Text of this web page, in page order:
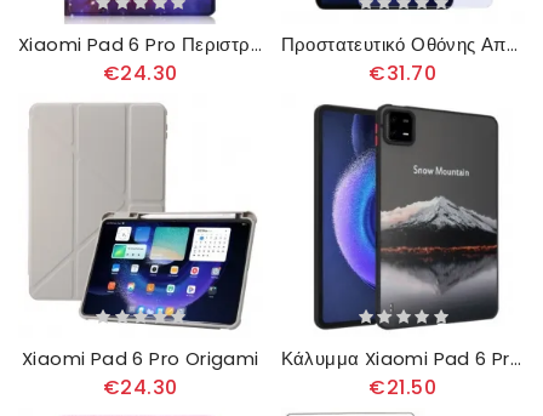
Xiaomi Pad 6 Pro Περιστρεφόμενη Βάση Γραφίδας Galaxy
€24.30
Προστατευτικό Οθόνης Από Σκληρυμένο Γυαλί Nillkin Anti-blue Light Για Xiaomi Pad 6 / 6 Pro
€31.70
Xiaomi Pad 6 Pro Origami
€24.30
Κάλυμμα Xiaomi Pad 6 Pro Χιονισμένο Βουνό
€21.50